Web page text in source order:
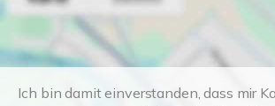
Ich bin damit einverstanden, dass mir